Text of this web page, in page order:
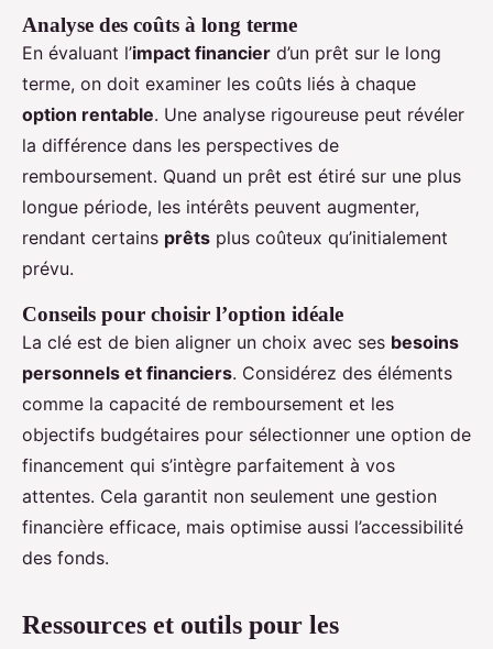
Analyse des coûts à long terme
En évaluant l’impact financier d’un prêt sur le long
terme, on doit examiner les coûts liés à chaque
option rentable. Une analyse rigoureuse peut révéler
la différence dans les perspectives de
remboursement. Quand un prêt est étiré sur une plus
longue période, les intérêts peuvent augmenter,
rendant certains prêts plus coûteux qu’initialement
prévu.
Conseils pour choisir l’option idéale
La clé est de bien aligner un choix avec ses besoins
personnels et financiers. Considérez des éléments
comme la capacité de remboursement et les
objectifs budgétaires pour sélectionner une option de
financement qui s’intègre parfaitement à vos
attentes. Cela garantit non seulement une gestion
financière efficace, mais optimise aussi l’accessibilité
des fonds.
Ressources et outils pour les